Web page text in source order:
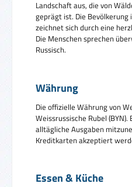
Landschaft aus, die von
geprägt ist. Die
zeichnet sich durch eine
Die Menschen sprechen
Russisch.
Währung
Die offizielle Währung von
Weissrussische Rubel
alltägliche Ausgaben
Kreditkarten akzeptiert
Essen & Küche